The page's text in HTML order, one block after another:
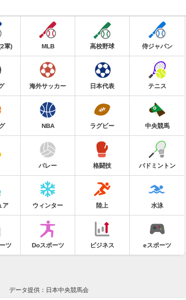
軍) MLB 高校野球 侍ジャパン
海外サッカー 日本代表 テニス
NBA ラグビー 中央競馬
バレー 格闘技 バドミントン
ア ウィンター 陸上 水泳
ツ Doスポーツ ビジネス eスポーツ
データ提供：日本中央競馬会